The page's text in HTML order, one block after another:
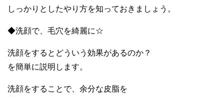
しっかりとしたやり方を知っておきましょう。
◆洗顔で、毛穴を綺麗に☆
洗顔をするとどういう効果があるのか？
を簡単に説明します。
洗顔をすることで、余分な皮脂を